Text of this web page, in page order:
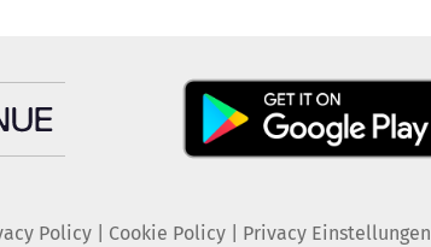
Policy| Cookie Policy| Privacy Einstellungen